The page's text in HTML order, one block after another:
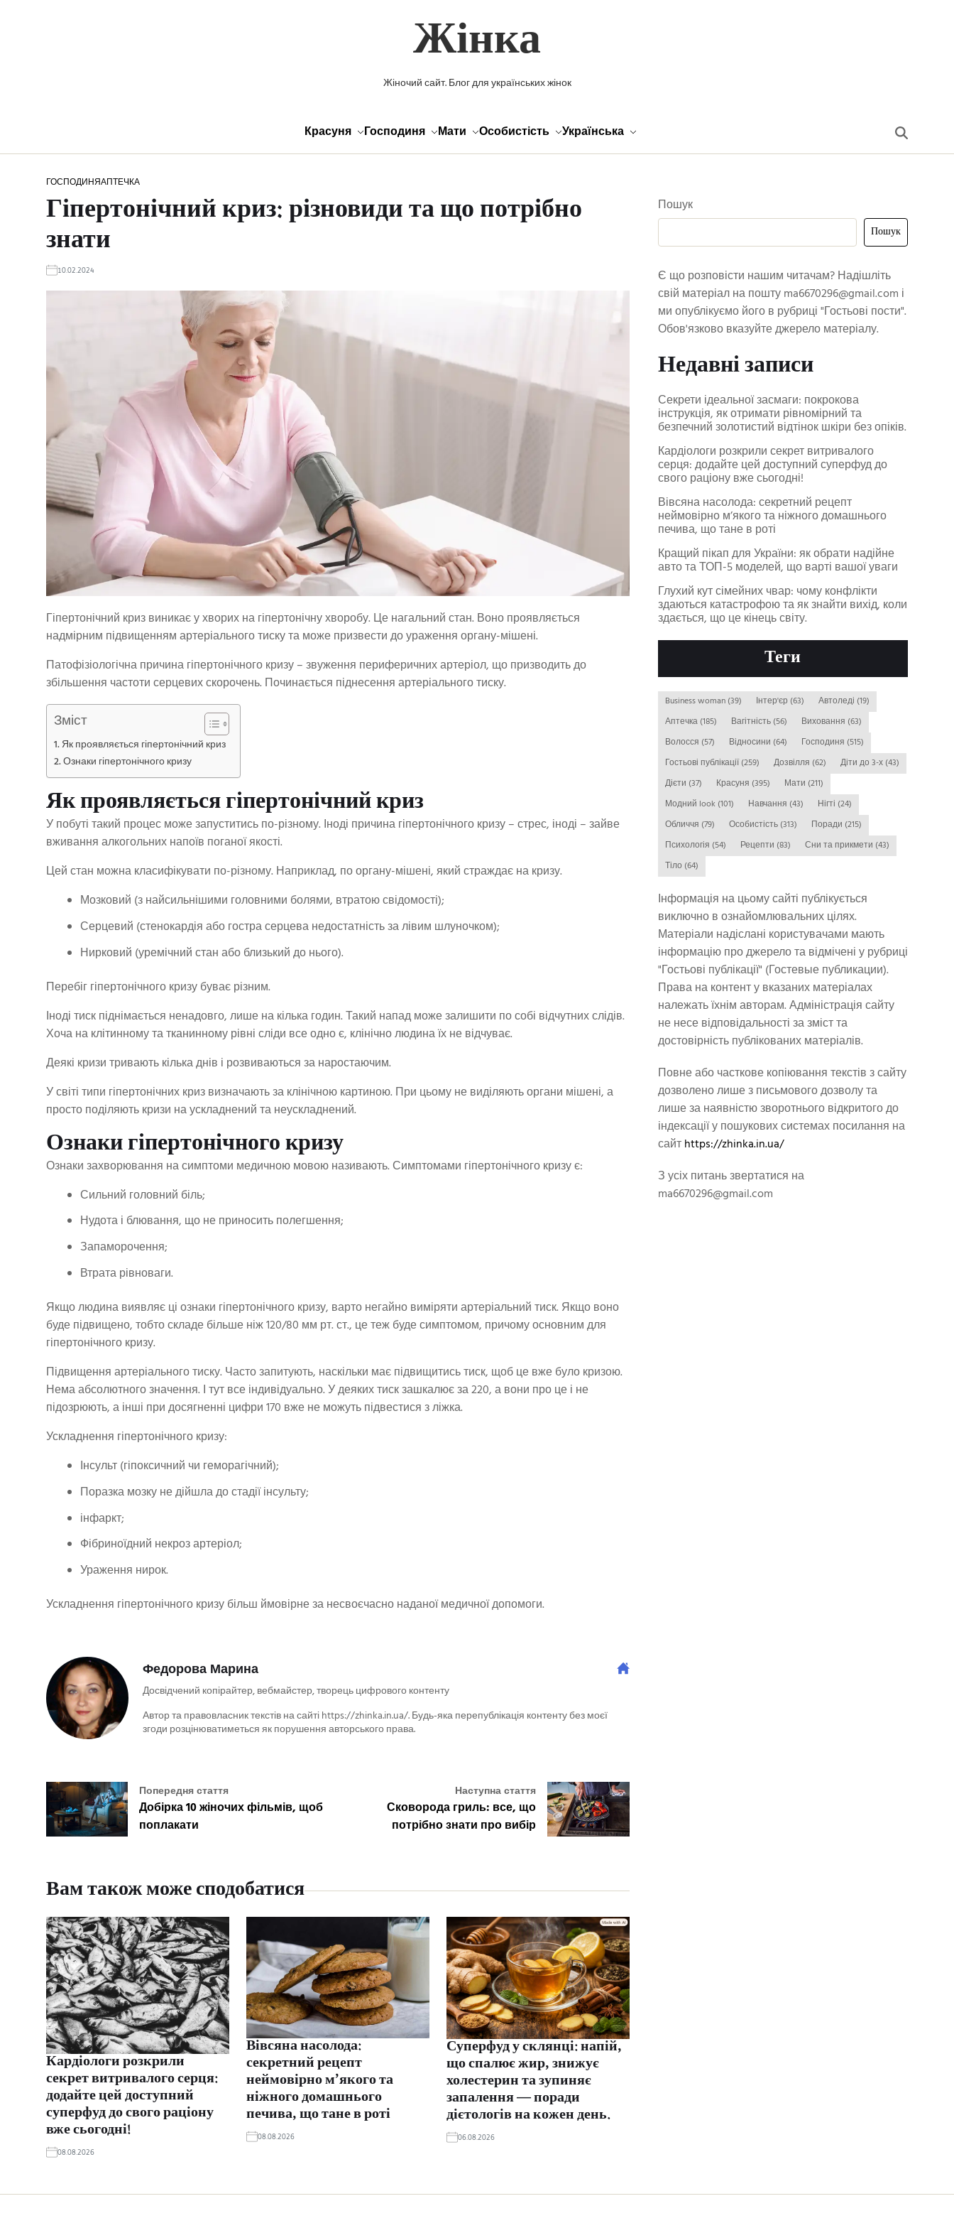
Жінка
Жіночий сайт. Блог для українських жінок
Красуня Господиня Мати Особистість Українська
ГОСПОДИНЯАПТЕЧКА
Гіпертонічний криз: різновиди та що потрібно
знати
10.02.2024
Гіпертонічний криз виникає у хворих на гіпертонічну хворобу. Це нагальний стан. Воно проявляється
надмірним підвищенням артеріального тиску та може призвести до ураження органу-мішені.
Патофізіологічна причина гіпертонічного кризу – звуження периферичних артеріол, що призводить до
збільшення частоти серцевих скорочень. Починається піднесення артеріального тиску.
Зміст
Як проявляється гіпертонічний криз
Ознаки гіпертонічного кризу
Як проявляється гіпертонічний криз
У побуті такий процес може запуститись по-різному. Іноді причина гіпертонічного кризу – стрес, іноді – зайве
вживання алкогольних напоїв поганої якості.
Цей стан можна класифікувати по-різному. Наприклад, по органу-мішені, який страждає на кризу.
Мозковий (з найсильнішими головними болями, втратою свідомості);
Серцевий (стенокардія або гостра серцева недостатність за лівим шлуночком);
Нирковий (уремічний стан або близький до нього).
Перебіг гіпертонічного кризу буває різним.
Іноді тиск піднімається ненадовго, лише на кілька годин. Такий напад може залишити по собі відчутних слідів.
Хоча на клітинному та тканинному рівні сліди все одно є, клінічно людина їх не відчуває.
Деякі кризи тривають кілька днів і розвиваються за наростаючим.
У світі типи гіпертонічних криз визначають за клінічною картиною. При цьому не виділяють органи мішені, а
просто поділяють кризи на ускладнений та неускладнений.
Ознаки гіпертонічного кризу
Ознаки захворювання на симптоми медичною мовою називають. Симптомами гіпертонічного кризу є:
Сильний головний біль;
Нудота і блювання, що не приносить полегшення;
Запаморочення;
Втрата рівноваги.
Якщо людина виявляє ці ознаки гіпертонічного кризу, варто негайно виміряти артеріальний тиск. Якщо воно
буде підвищено, тобто складе більше ніж 120/80 мм рт. ст., це теж буде симптомом, причому основним для
гіпертонічного кризу.
Підвищення артеріального тиску. Часто запитують, наскільки має підвищитись тиск, щоб це вже було кризою.
Нема абсолютного значення. І тут все індивідуально. У деяких тиск зашкалює за 220, а вони про це і не
підозрюють, а інші при досягненні цифри 170 вже не можуть підвестися з ліжка.
Ускладнення гіпертонічного кризу:
Інсульт (гіпоксичний чи геморагічний);
Поразка мозку не дійшла до стадії інсульту;
інфаркт;
Фібриноїдний некроз артеріол;
Ураження нирок.
Ускладнення гіпертонічного кризу більш ймовірне за несвоєчасно наданої медичної допомоги.
Федорова Марина
Досвідчений копірайтер, вебмайстер, творець цифрового контенту
Автор та правовласник текстів на сайті https://zhinka.in.ua/. Будь-яка перепублікація контенту без моєї
згоди розцінюватиметься як порушення авторського права.
Попередня стаття
Добірка 10 жіночих фільмів, щоб
поплакати
Наступна стаття
Сковорода гриль: все, що
потрібно знати про вибір
Вам також може сподобатися
Кардіологи розкрили
секрет витривалого серця:
додайте цей доступний
суперфуд до свого раціону
вже сьогодні!
08.08.2026
Вівсяна насолода:
секретний рецепт
неймовірно м’якого та
ніжного домашнього
печива, що тане в роті
08.08.2026
Суперфуд у склянці: напій,
що спалює жир, знижує
холестерин та зупиняє
запалення — поради
дієтологів на кожен день.
06.08.2026
Пошук
Пошук
Є що розповісти нашим читачам? Надішліть
свій матеріал на поштуma6670296@gmail.com і
ми опублікуємо його в рубриці "Гостьові пости".
Обов'язково вказуйте джерело матеріалу.
Недавні записи
Секрети ідеальної засмаги: покрокова
інструкція, як отримати рівномірний та
безпечний золотистий відтінок шкіри без опіків.
Кардіологи розкрили секрет витривалого
серця: додайте цей доступний суперфуд до
свого раціону вже сьогодні!
Вівсяна насолода: секретний рецепт
неймовірно м’якого та ніжного домашнього
печива, що тане в роті
Кращий пікап для України: як обрати надійне
авто та ТОП-5 моделей, що варті вашої уваги
Глухий кут сімейних чвар: чому конфлікти
здаються катастрофою та як знайти вихід, коли
здається, що це кінець світу.
Теги
Business woman(39) Інтер'єр (63) Автоледі (19)
Аптечка(185) Вагітність(56) Виховання (63)
Волосся (57) Відносини (64) Господиня (515)
Гостьові публікації(259) Дозвілля (62) Діти до 3-х(43)
Дієти (37) Красуня (395) Мати (211)
Модний look (101) Навчання (43) Нігті (24)
Обличчя (79) Особистість(313) Поради (215)
Психологія (54) Рецепти (83) Сни та прикмети (43)
Тіло (64)
Інформація на цьому сайті публікується
виключно в ознайомлювальних цілях.
Матеріали надіслані користувачами мають
інформацію про джерело та відмічені у рубриці
"Гостьові публікації" (Гостевые публикации).
Права на контент у вказаних матеріалах
належать їхнім авторам. Адміністрація сайту
не несе відповідальності за зміст та
достовірність публікованих матеріалів.
Повне або часткове копіювання текстів з сайту
дозволено лише з письмового дозволу та
лише за наявністю зворотнього відкритого до
індексації у пошукових системах посилання на
сайтhttps://zhinka.in.ua/
З усіх питань звертатися на
ma6670296@gmail.com